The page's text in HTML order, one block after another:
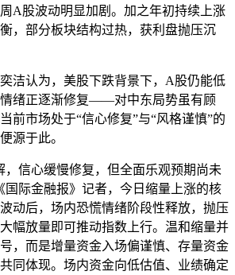
A股波动明显加剧。加之年初持续上涨
，部分板块结构过热，获利盘抛压沉
洁认为，美股下跌背景下，A股仍能低
绪正逐渐修复——对中东局势虽有顾
前市场处于“信心修复”与“风格谨慎”的
源于此。
，信心缓慢修复，但全面乐观预期尚未
国际金融报》记者，今日缩量上涨的核
动后，场内恐慌情绪阶段性释放，抛压
幅放量即可推动指数上行。温和缩量并
，而是增量资金入场偏谨慎、存量资金
同体现。场内资金向低估值、业绩确定